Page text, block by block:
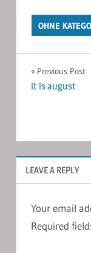
OHNE
Post
Previous Post
it is august
LEAVE A REPLY
Your email
Required